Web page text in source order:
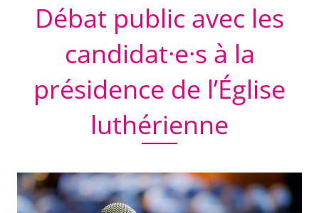
Débat public avec les
candidat·e·s à la
présidence de l’Église
luthérienne